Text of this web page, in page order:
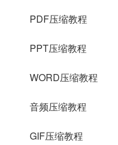
PDF压缩教程
PPT压缩教程
WORD压缩教程
音频压缩教程
GIF压缩教程